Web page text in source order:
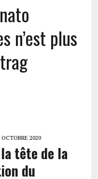
n’est plus
OCTOBRE 2020
tête de la
du